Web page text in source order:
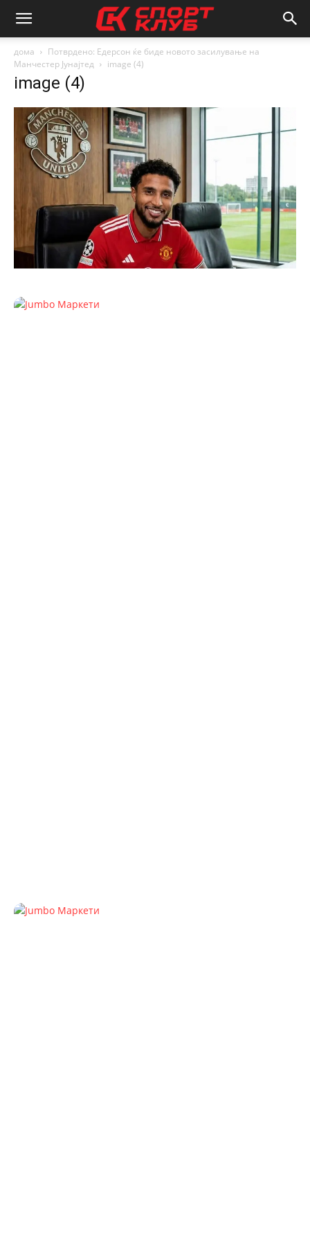
дома
Потврдено: Едерсон ќе биде новото засилување на
Манчестер Јунајтед
image (4)
image (4)